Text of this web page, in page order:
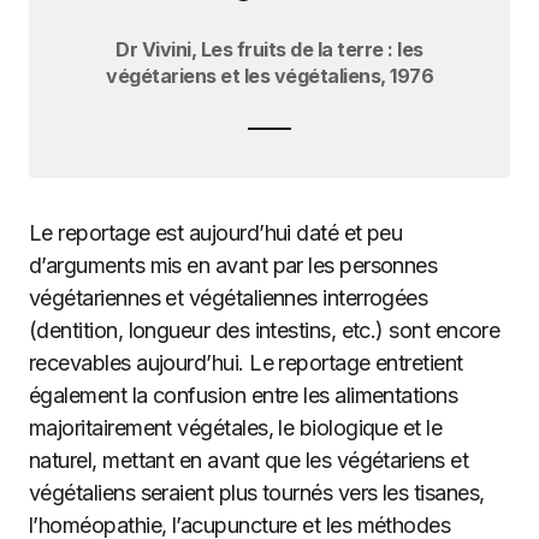
Dr Vivini, Les fruits de la terre : les
végétariens et les végétaliens, 1976
Le reportage est aujourd’hui daté et peu
d’arguments mis en avant par les personnes
végétariennes et végétaliennes interrogées
(dentition, longueur des intestins, etc.) sont encore
recevables aujourd’hui. Le reportage entretient
également la confusion entre les alimentations
majoritairement végétales, le biologique et le
naturel, mettant en avant que les végétariens et
végétaliens seraient plus tournés vers les tisanes,
l’homéopathie, l’acupuncture et les méthodes